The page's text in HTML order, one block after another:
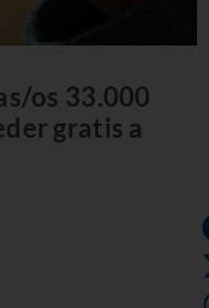
os 33.000
gratis a